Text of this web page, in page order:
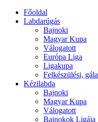
Főoldal
Labdarúgás
Bajnoki
Magyar Kupa
Válogatott
Európa Liga
Ligakupa
Felkészülési, gála
Kézilabda
Bajnoki
Magyar Kupa
Válogatott
Bajnokok Ligája